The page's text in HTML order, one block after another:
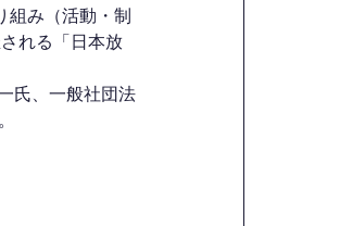
組み（活動・制
れる「日本放